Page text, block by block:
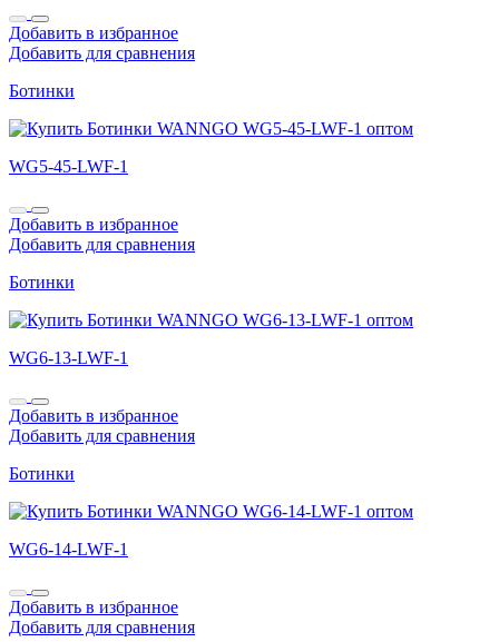
Добавить в избранное
Добавить для сравнения
Ботинки
WG5-45-LWF-1
Добавить в избранное
Добавить для сравнения
Ботинки
WG6-13-LWF-1
Добавить в избранное
Добавить для сравнения
Ботинки
WG6-14-LWF-1
Добавить в избранное
Добавить для сравнения